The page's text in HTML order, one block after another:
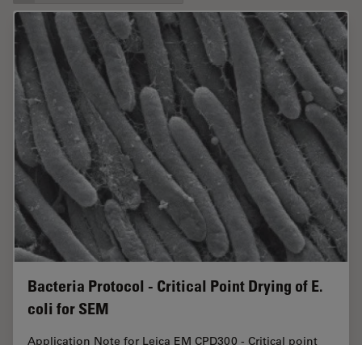
Bacteria Protocol - Critical Point Drying of E.
coli for SEM
Application Note for Leica EM CPD300 - Critical point